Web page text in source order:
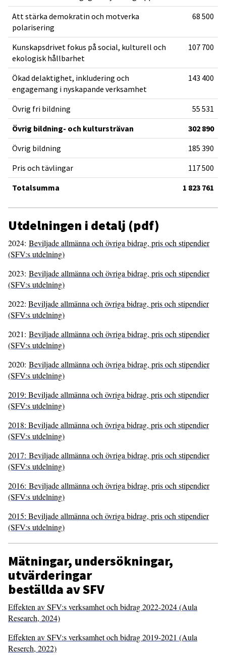
Att stärka demokratin och motverka
polarisering
68 500
Kunskapsdrivet fokus på social, kulturell och
ekologisk hållbarhet
107 700
Ökad delaktighet, inkludering och
engagemang i nyskapande verksamhet
143 400
Övrig fri bildning
55 531
Övrig bildning- och kultursträvan
302 890
Övrig bildning
185 390
Pris och tävlingar
117 500
Totalsumma
1 823 761
Utdelningen i detalj (pdf)
2024: Beviljade allmänna och övriga bidrag, pris och stipendier
(SFV:s utdelning)
2023: Beviljade allmänna och övriga bidrag, pris och stipendier
(SFV:s utdelning)
2022: Beviljade allmänna och övriga bidrag, pris och stipendier
(SFV:s utdelning)
2021: Beviljade allmänna och övriga bidrag, pris och stipendier
(SFV:s utdelning)
2020: Beviljade allmänna och övriga bidrag, pris och stipendier
(SFV:s utdelning)
2019: Beviljade allmänna och övriga bidrag, pris och stipendier
(SFV:s utdelning)
2018: Beviljade allmänna och övriga bidrag, pris och stipendier
(SFV:s utdelning)
2017: Beviljade allmänna och övriga bidrag, pris och stipendier
(SFV:s utdelning)
2016: Beviljade allmänna och övriga bidrag, pris och stipendier
(SFV:s utdelning)
2015: Beviljade allmänna och övriga bidrag, pris och stipendier
(SFV:s utdelning)
Mätningar, undersökningar,
utvärderingar
beställda av SFV
Effekten av SFV:s verksamhet och bidrag 2022-2024 (Aula
Research, 2024)
Effekten av SFV:s verksamhet och bidrag 2019-2021 (Aula
Reserch, 2022)